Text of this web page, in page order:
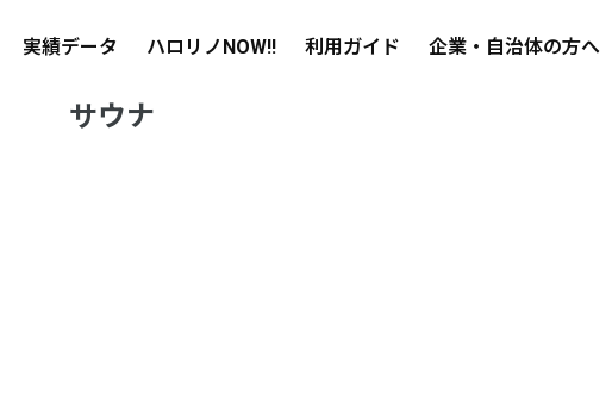
実績データ ハロリノNOW!! 利用ガイド 企業・自治体の方へ
サウナ